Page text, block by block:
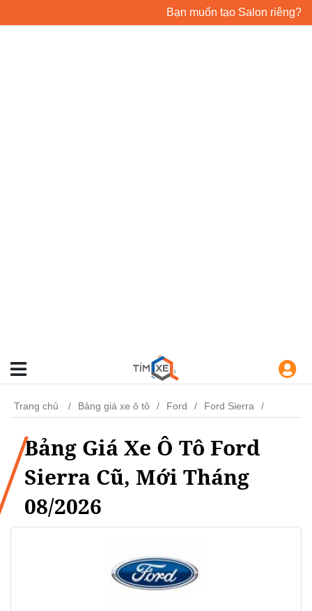
Bạn muốn tạo Salon riêng?
Trang chủ Bảng giá xe ô tô Ford Ford Sierra
Bảng Giá Xe Ô Tô Ford
Sierra Cũ, Mới Tháng
08/2026